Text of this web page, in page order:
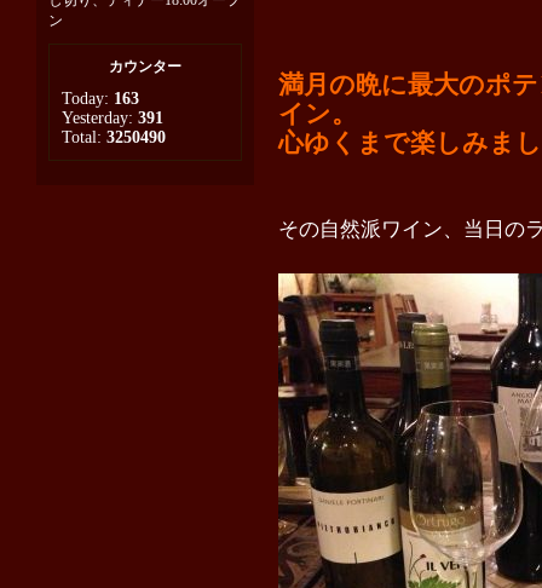
満月の晩に最大のポ
イン。
心ゆくまで楽しみま
その自然派ワイン、当日の
ン
カウンター
Today: 163
Yesterday: 391
Total: 3250490